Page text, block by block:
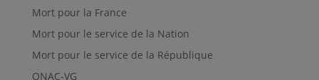
Mort pour la France
Mort pour le service de la Nation
Mort pour le service de la République
ONAC-VG